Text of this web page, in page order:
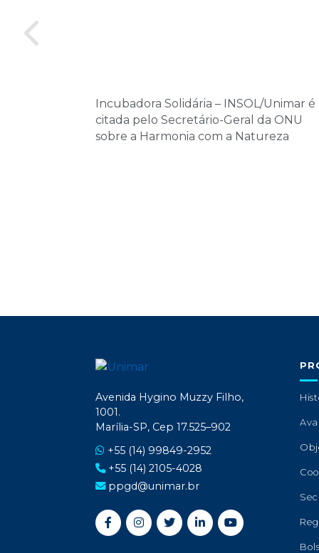
Incubadora Solidária – INSOL/Unimar é
citada pelo Secretário-Geral da ONU
sobre a Harmonia com a Natureza
Avenida Hygino Muzzy Filho,
1001.
Marília-SP, Cep 17.525–902
+55 (14) 99849-2952
+55 (14) 2105-4028
ppgd@unimar.br